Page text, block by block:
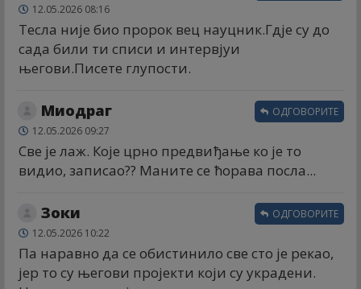
12.05.2026 08:16
Тесла није био пророк вец науцник.Гдје су до
сада били ти списи и интервјуи
његови.Писете глупости.
Миодраг
12.05.2026 09:27
Све је лаж. Које црно предвиђање ко је то
видио, записао?? Маните се ћорава посла...
ОДГОВОРИТЕ
Зоки
12.05.2026 10:22
Па наравно да се обистинило све сто је рекао,
јер то су његови пројекти који су украдени.
ОДГОВОРИТЕ